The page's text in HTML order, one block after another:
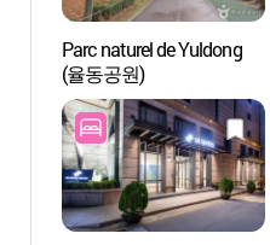
Parc naturel de Yuldong
(율동공원)